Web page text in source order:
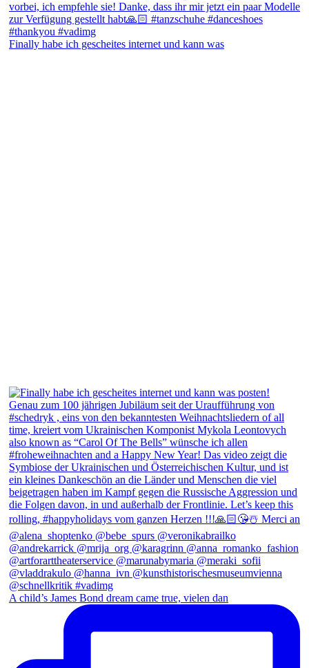
Finally habe ich gescheites internet und kann was
A child’s James Bond dream came true, vielen dan